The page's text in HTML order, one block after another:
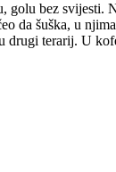
bez svijesti.
da šuška, u
drugi terarij. U